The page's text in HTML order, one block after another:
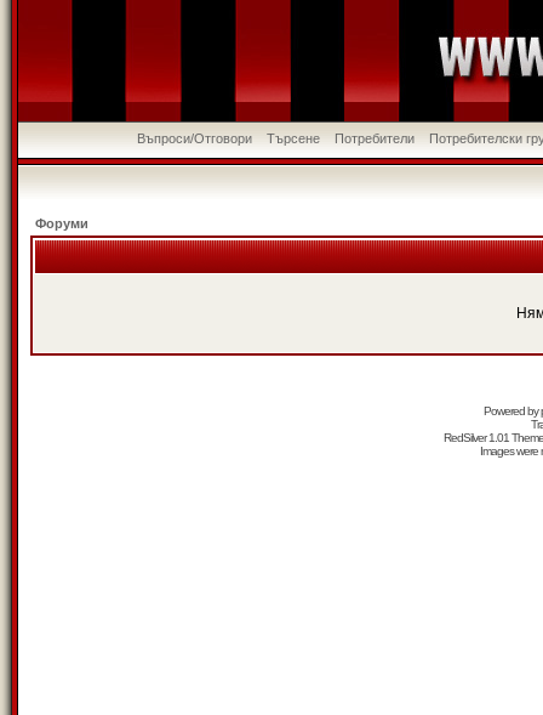
Въпроси/Отговори Търсене Потребители Потребителски
Форуми
Powered by
RedSilver 1.01
Images were